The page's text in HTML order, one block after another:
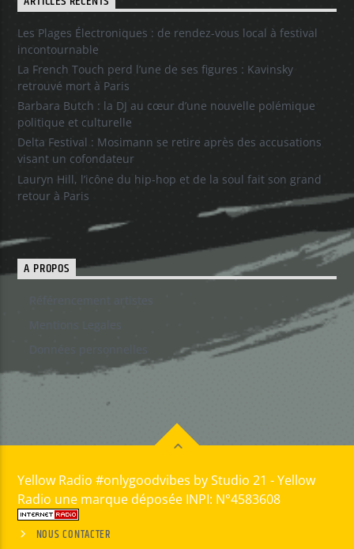
Les Plages Électroniques : de rendez-vous local à festival
incontournable
La French Touch perd l’une de ses figures : Kavinsky
retrouvé mort à Paris
Barbara Butch : la DJ au cœur d’une nouvelle polémique
politique et culturelle
Delta Festival : Mosimann se retire après des accusations
visant un cofondateur
Lauryn Hill, l’icône du hip-hop et de la soul fait son grand
retour à Paris
A PROPOS
Yellow Radio #onlygoodvibes by Studio 21 - Yellow
Radio une marque déposée INPI: N°4583608
NOUS CONTACTER